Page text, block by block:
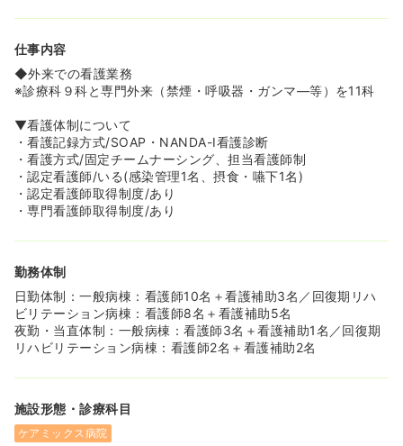
仕事内容
◆外来での看護業務
※診療科９科と専門外来（禁煙・呼吸器・ガンマ―等）を11科
▼看護体制について
・看護記録方式/SOAP・NANDA-I看護診断
・看護方式/固定チームナーシング、担当看護師制
・認定看護師/いる(感染管理1名、摂食・嚥下1名)
・認定看護師取得制度/あり
・専門看護師取得制度/あり
勤務体制
日勤体制：一般病棟：看護師10名＋看護補助3名／回復期リハ
ビリテーション病棟：看護師8名＋看護補助5名
夜勤・当直体制：一般病棟：看護師3名＋看護補助1名／回復期
リハビリテーション病棟：看護師2名＋看護補助2名
施設形態・診療科目
ケアミックス病院